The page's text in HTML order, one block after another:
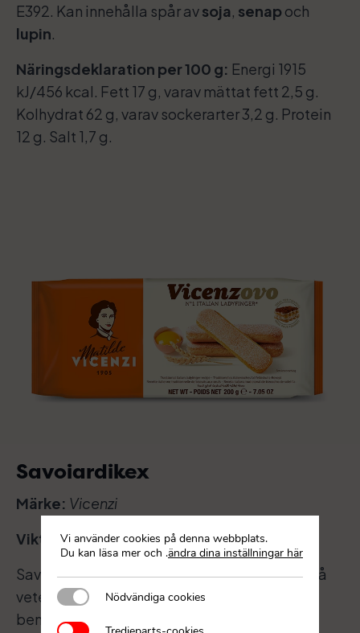
E392. Kan innehålla spår avsoja, senap och
lupin.
Näringsdeklaration per 100 g: Energi 1915
kJ/456 kcal. Fett 17 g, varav mättat fett 2,5 g.
Kolhydrat 62 g, varav sockerarter 3,2 g. Protein
12 g. Salt 1,7 g.
Savoiardikex
Märke: Vicenzi
Vikt:
200 g
Savoiardi är en typisk italiensk kaka bakad på
vetemjöl, ägg och socker. Ibland kan de
benämnas ladyfingers på grund av dess
Vi använder cookies på denna webbplats.
Du kan läsa mer och ändra dina inställningar här
.
Nödvändiga cookies
Nödvändiga cookies
Tredjeparts-cookies